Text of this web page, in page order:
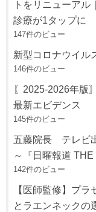
トをリニューア
診療が1タップに
147件のビュー
新型コロナウイル
146件のビュー
〖2025-2026年版
最新エビデンス
145件のビュー
五藤院長 テレビ
～『日曜報道 THE
142件のビュー
【医師監修】プ
とラエンネックの